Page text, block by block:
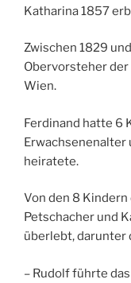
Katharina 1857
Zwischen 1829
Obervorsteher
Wien.
Ferdinand hatte 6
Erwachsenenalter
heiratete.
Von den 8
Petschacher und
überlebt, darunter
– Rudolf führte